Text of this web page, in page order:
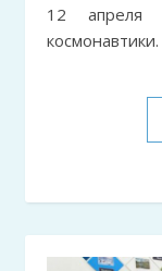
12 апреля наша страна отмечает День
космонавтики.